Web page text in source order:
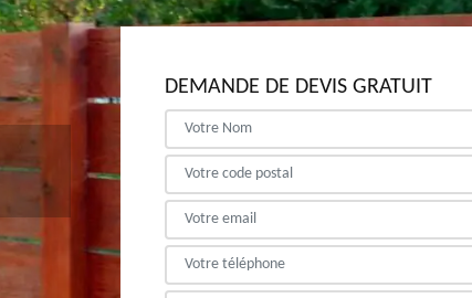
DEMANDE DE DEVIS GRATUIT